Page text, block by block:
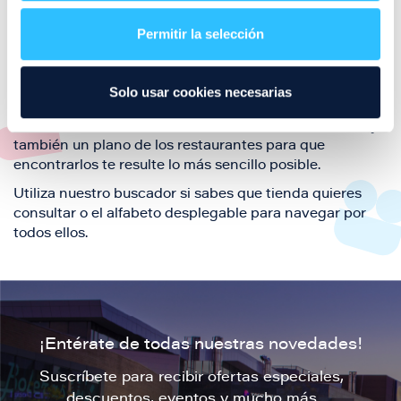
Permitir la selección
Solo usar cookies necesarias
también de nuestra oferta de ocio y shopping durante
tu visita.
El este directorio de restaurantes de Puerto Venecia
también un plano de los restaurantes para que
encontrarlos te resulte lo más sencillo posible.
Utiliza nuestro buscador si sabes que tienda quieres
consultar o el alfabeto desplegable para navegar por
todos ellos.
¡Entérate de todas nuestras novedades!
Suscríbete para recibir ofertas especiales,